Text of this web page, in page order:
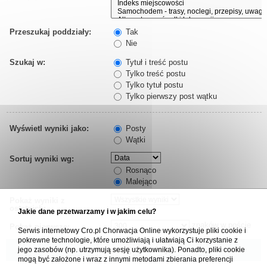
Przeszukaj poddziały:
Tak
Nie
Szukaj w:
Tytuł i treść postu
Tylko treść postu
Tylko tytuł postu
Tylko pierwszy post wątku
Wyświetl wyniki jako:
Posty
Wątki
Sortuj wyniki wg:
Rosnąco
Malejąco
ostatnich:
Pokaż pierwsze:
Jakie dane przetwarzamy i w jakim celu?
Serwis internetowy Cro.pl Chorwacja Online wykorzystuje pliki cookie i
pokrewne technologie, które umożliwiają i ułatwiają Ci korzystanie z
jego zasobów (np. utrzymują sesję użytkownika). Ponadto, pliki cookie
mogą być założone i wraz z innymi metodami zbierania preferencji